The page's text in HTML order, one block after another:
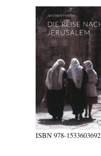
ISBN978-1533603692